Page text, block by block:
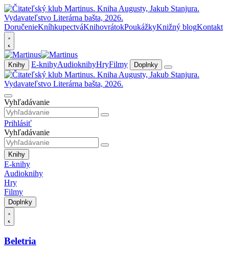
DoručenieKníhkupectváKnihovrátokPoukážkyKnižný blogKontakt
Knihy E-knihyAudioknihyHryFilmy Doplnky
Vyhľadávanie
Prihlásiť
Vyhľadávanie
Knihy
E-knihy
Audioknihy
Hry
Filmy
Doplnky
Beletria